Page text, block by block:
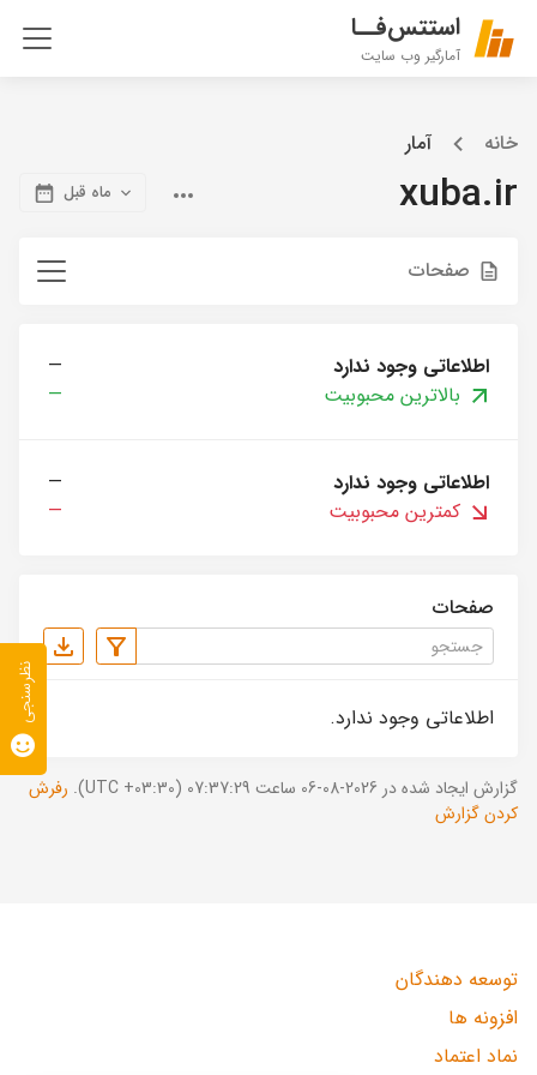
استتس‌فــا
آمارگیر وب سایت
خانه آمار
xuba.ir ماه قبل
صفحات
اطلاعاتی وجود ندارد
—
بالاترین محبوبیت
—
اطلاعاتی وجود ندارد
—
کمترین محبوبیت
—
صفحات
اطلاعاتی وجود ندارد.
گزارش ایجاد شده در 2026-08-06 ساعت 07:37:29 (UTC +03:30).
رفرش
کردن گزارش
توسعه دهندگان
افزونه ها
نماد اعتماد
نظرسنجی